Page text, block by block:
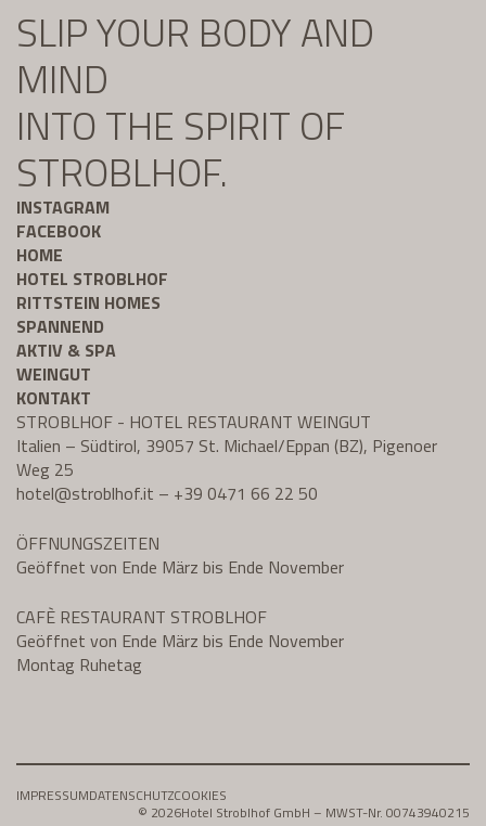
SLIP YOUR BODY AND
MIND
INTO THE SPIRIT OF
STROBLHOF.
INSTAGRAM
FACEBOOK
HOME
HOTEL STROBLHOF
RITTSTEIN HOMES
SPANNEND
AKTIV & SPA
WEINGUT
KONTAKT
STROBLHOF - HOTEL RESTAURANT WEINGUT
Italien – Südtirol, 39057 St. Michael/Eppan (BZ), Pigenoer
Weg 25
hotel@stroblhof.it – +39 0471 66 22 50
ÖFFNUNGSZEITEN
Geöffnet von Ende März bis Ende November
CAFÈ RESTAURANT STROBLHOF
Geöffnet von Ende März bis Ende November
Montag Ruhetag
IMPRESSUMDATENSCHUTZCOOKIES
© 2026Hotel Stroblhof GmbH – MWST-Nr. 00743940215